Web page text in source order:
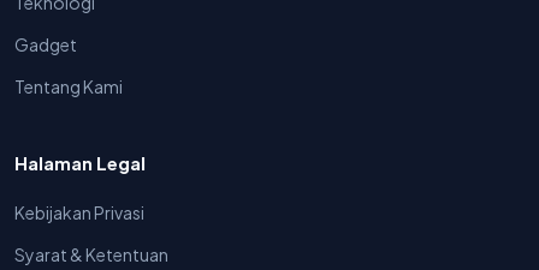
Gadget
Tentang Kami
Halaman Legal
Kebijakan Privasi
Syarat & Ketentuan